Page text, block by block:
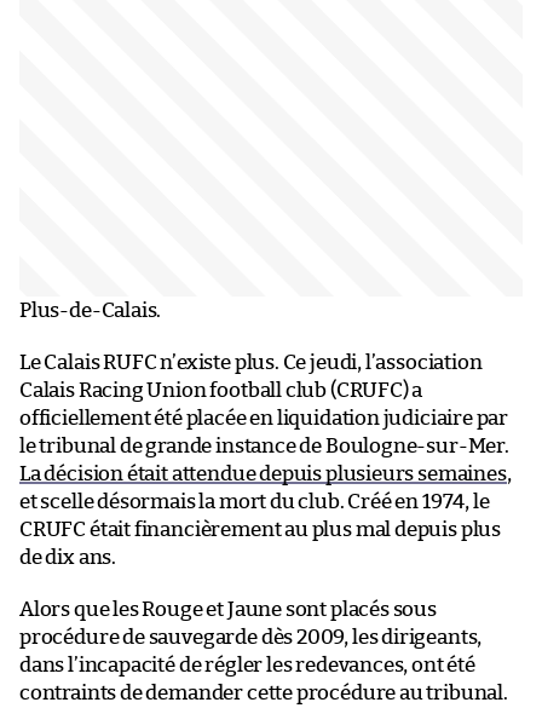
Plus-de-Calais.
Le Calais RUFC n’existe plus. Ce jeudi, l’association
Calais Racing Union football club (CRUFC) a
officiellement été placée en liquidation judiciaire par
le tribunal de grande instance de Boulogne-sur-Mer.
La décision était attendue depuis plusieurs semaines,
et scelle désormais la mort du club. Créé en 1974, le
CRUFC était financièrement au plus mal depuis plus
de dix ans.
Alors que les Rouge et Jaune sont placés sous
procédure de sauvegarde dès 2009, les dirigeants,
dans l’incapacité de régler les redevances, ont été
contraints de demander cette procédure au tribunal.